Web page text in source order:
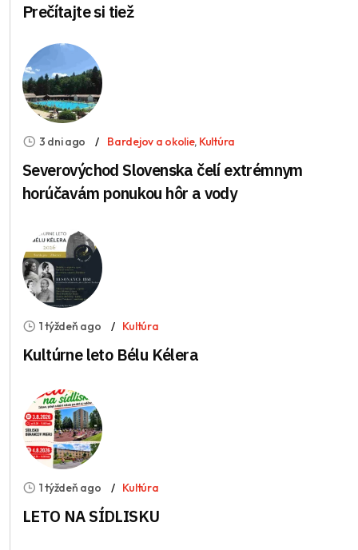
Prečítajte si tiež
3 dni ago Bardejov a okolie, Kultúra
Severovýchod Slovenska čelí extrémnym
horúčavám ponukou hôr a vody
1 týždeň ago Kultúra
Kultúrne leto Bélu Kélera
1 týždeň ago Kultúra
LETO NA SÍDLISKU